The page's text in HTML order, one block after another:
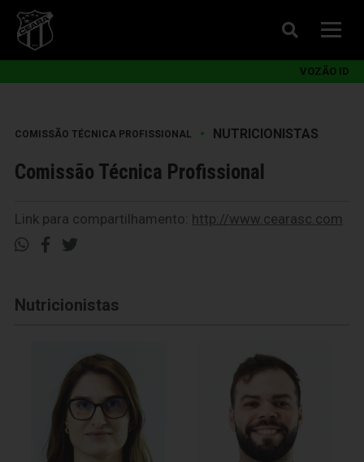
VOZÃO ID
COMISSÃO TÉCNICA PROFISSIONAL • NUTRICIONISTAS
Comissão Técnica Profissional
Link para compartilhamento: http://www.cearasc.com
Nutricionistas